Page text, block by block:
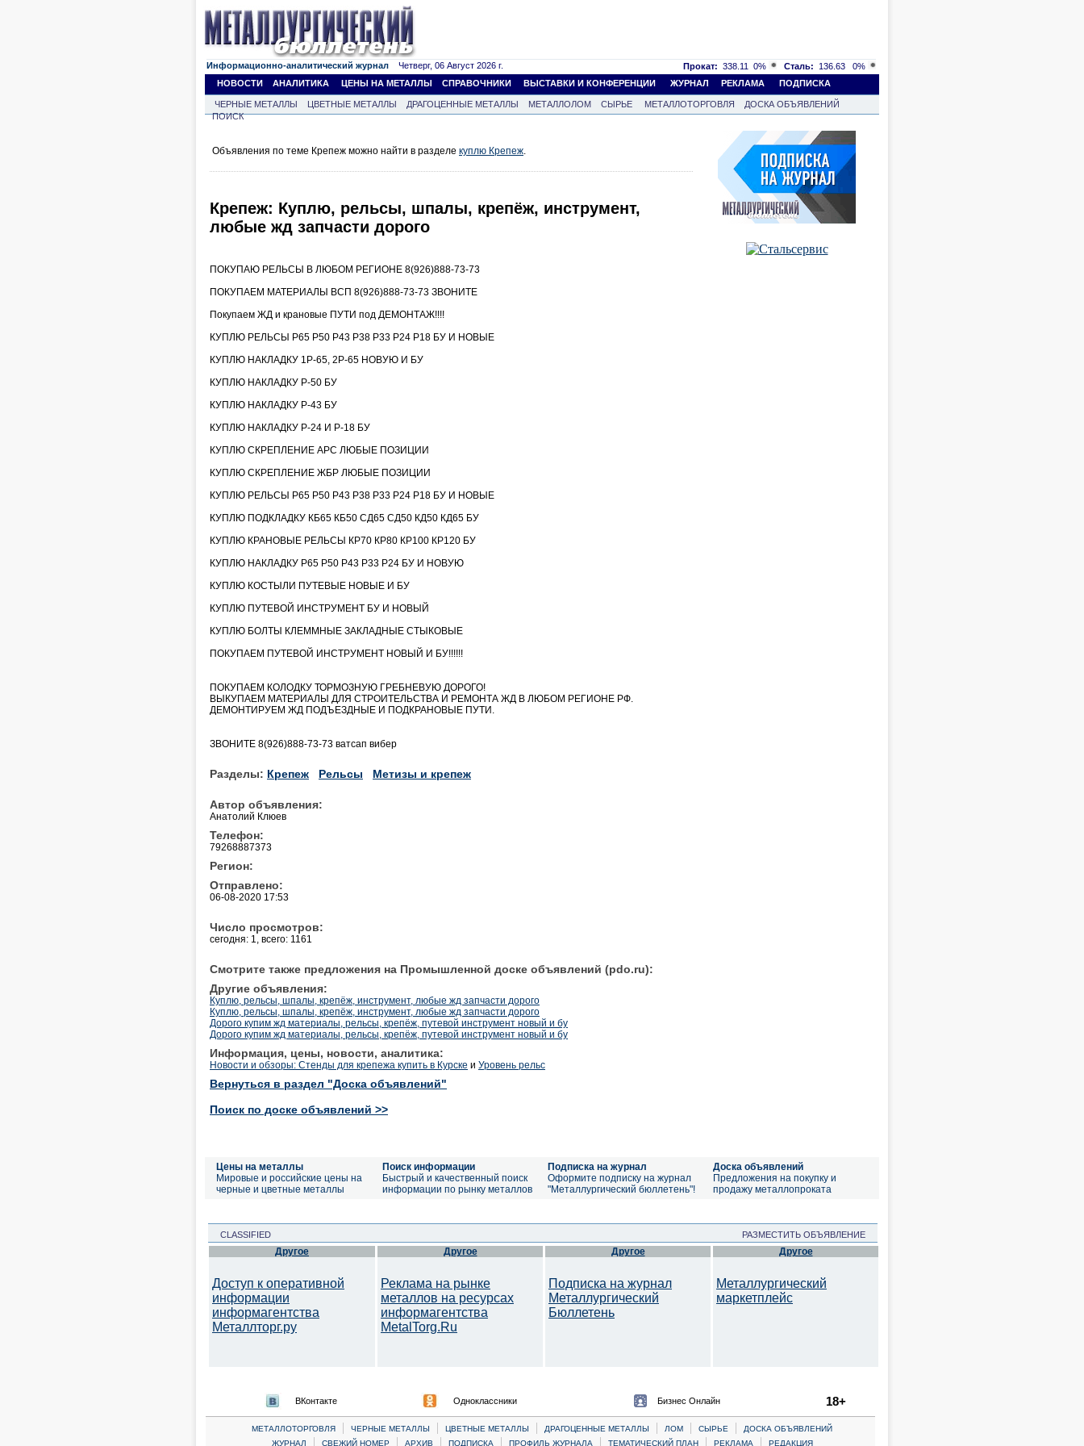
Информационно-аналитический журнал Четверг, 06 Август 2026 г. Прокат: 338.11 0% Сталь: 136.63
0%
НОВОСТИ
АНАЛИТИКА ЦЕНЫ НА МЕТАЛЛЫ СПРАВОЧНИКИ ВЫСТАВКИ И КОНФЕРЕНЦИИ ЖУРНАЛ РЕКЛАМА ПОДПИСКА
ЧЕРНЫЕ МЕТАЛЛЫ ЦВЕТНЫЕ МЕТАЛЛЫ ДРАГОЦЕННЫЕ МЕТАЛЛЫ МЕТАЛЛОЛОМ СЫРЬЕ МЕТАЛЛОТОРГОВЛЯ
ДОСКА ОБЪЯВЛЕНИЙ
ПОИСК
Объявления по теме Крепеж можно найти в разделе куплю Крепеж.
Крепеж: Куплю, рельсы, шпалы, крепёж, инструмент,
любые жд запчасти дорого
ПОКУПАЮ РЕЛЬСЫ В ЛЮБОМ РЕГИОНЕ 8(926)888-73-73
ПОКУПАЕМ МАТЕРИАЛЫ ВСП 8(926)888-73-73 ЗВОНИТЕ
Покупаем ЖД и крановые ПУТИ под ДЕМОНТАЖ!!!!
КУПЛЮ РЕЛЬСЫ Р65 Р50 Р43 Р38 Р33 Р24 Р18 БУ И НОВЫЕ
КУПЛЮ НАКЛАДКУ 1Р-65, 2Р-65 НОВУЮ И БУ
КУПЛЮ НАКЛАДКУ Р-50 БУ
КУПЛЮ НАКЛАДКУ Р-43 БУ
КУПЛЮ НАКЛАДКУ Р-24 И Р-18 БУ
КУПЛЮ СКРЕПЛЕНИЕ АРС ЛЮБЫЕ ПОЗИЦИИ
КУПЛЮ СКРЕПЛЕНИЕ ЖБР ЛЮБЫЕ ПОЗИЦИИ
КУПЛЮ РЕЛЬСЫ Р65 Р50 Р43 Р38 Р33 Р24 Р18 БУ И НОВЫЕ
КУПЛЮ ПОДКЛАДКУ КБ65 КБ50 СД65 СД50 КД50 КД65 БУ
КУПЛЮ КРАНОВЫЕ РЕЛЬСЫ КР70 КР80 КР100 КР120 БУ
КУПЛЮ НАКЛАДКУ Р65 Р50 Р43 Р33 Р24 БУ И НОВУЮ
КУПЛЮ КОСТЫЛИ ПУТЕВЫЕ НОВЫЕ И БУ
КУПЛЮ ПУТЕВОЙ ИНСТРУМЕНТ БУ И НОВЫЙ
КУПЛЮ БОЛТЫ КЛЕММНЫЕ ЗАКЛАДНЫЕ СТЫКОВЫЕ
ПОКУПАЕМ ПУТЕВОЙ ИНСТРУМЕНТ НОВЫЙ И БУ!!!!!!
ПОКУПАЕМ КОЛОДКУ ТОРМОЗНУЮ ГРЕБНЕВУЮ ДОРОГО!
ВЫКУПАЕМ МАТЕРИАЛЫ ДЛЯ СТРОИТЕЛЬСТВА И РЕМОНТА ЖД В ЛЮБОМ РЕГИОНЕ РФ.
ДЕМОНТИРУЕМ ЖД ПОДЪЕЗДНЫЕ И ПОДКРАНОВЫЕ ПУТИ.
ЗВОНИТЕ 8(926)888-73-73 ватсап вибер
Разделы: Крепеж Рельсы Метизы и крепеж
Автор объявления:
Анатолий Клюев
Телефон:
79268887373
Регион:
Отправлено:
06-08-2020 17:53
Число просмотров:
сегодня: 1, всего: 1161
Смотрите также предложения на Промышленной доске объявлений (pdo.ru):
Другие объявления:
Куплю, рельсы, шпалы, крепёж, инструмент, любые жд запчасти дорого
Куплю, рельсы, шпалы, крепёж, инструмент, любые жд запчасти дорого
Дорого купим жд материалы, рельсы, крепёж, путевой инструмент новый и бу
Дорого купим жд материалы, рельсы, крепёж, путевой инструмент новый и бу
Информация, цены, новости, аналитика:
Новости и обзоры: Стенды для крепежа купить в Курске и Уровень рельс
Вернуться в раздел "Доска объявлений"
Поиск по доске объявлений >>
Цены на металлы
Мировые и российские цены на
черные и цветные металлы
Поиск информации
Быстрый и качественный поиск
информации по рынку металлов
Подписка на журнал
Оформите подписку на журнал
"Металлургический бюллетень"!
Доска объявлений
Предложения на покупку и
продажу металлопроката
CLASSIFIED РАЗМЕСТИТЬ ОБЪЯВЛЕНИЕ
Другое
Доступ к оперативной
информации
информагентства
Металлторг.ру
Другое
Реклама на рынке
металлов на ресурсах
информагентства
MetalTorg.Ru
Другое
Подписка на журнал
Металлургический
Бюллетень
Другое
Металлургический
маркетплейс
ВКонтакте Одноклассники Бизнес Онлайн 18+
МЕТАЛЛОТОРГОВЛЯ | ЧЕРНЫЕ МЕТАЛЛЫ | ЦВЕТНЫЕ МЕТАЛЛЫ | ДРАГОЦЕННЫЕ МЕТАЛЛЫ | ЛОМ | CЫРЬЕ |
ДОСКА ОБЪЯВЛЕНИЙ
ЖУРНАЛ
| СВЕЖИЙ НОМЕР | АРХИВ | ПОДПИСКА | ПРОФИЛЬ ЖУРНАЛА | ТЕМАТИЧЕСКИЙ ПЛАН | РЕКЛАМА | РЕДАКЦИЯ